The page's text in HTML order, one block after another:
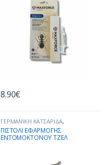
8.90€
ΓΕΡΜΑΝΙΚΗ ΚΑΤΣΑΡΙΔΑ,
ΕΝΤΟΜΟΚΤΟΝΑ ΣΕ ΜΟΡΦΗ ΤΖΕΛ
ΚΑΤΑΠΟΛΕΜΗΣΗ ΕΝΤΟΜΩΝ
ΠΡΟΪΟΝΤΑ ΑΝΑ ΕΙΔΟΣ ΕΝΤΟΜΟΥ
ΠΙΣΤΟΛΙ ΕΦΑΡΜΟΓΗΣ
ΕΝΤΟΜΟΚΤΟΝΟΥ ΤΖΕΛ